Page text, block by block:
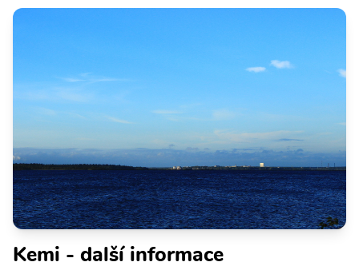
Kemi - další informace